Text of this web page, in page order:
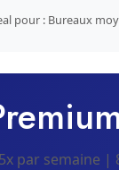
pour : Bureaux
par semaine |